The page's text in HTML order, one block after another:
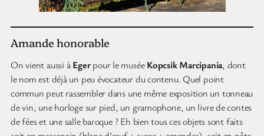
Amande honorable
On vient aussi àEgerpour le muséeKopcsik Marcipania, dont
le nom est déjà un peu évocateur du contenu. Quel point
commun peut rassembler dans une même exposition un tonneau
de vin, une horloge sur pied, un gramophone, un livre de contes
de fées et une salle baroque ? Eh bien tous ces objets sont faits